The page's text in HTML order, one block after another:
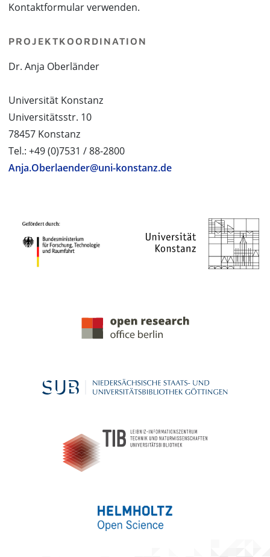
Kontaktformular verwenden.
PROJEKTKOORDINATION
Dr. Anja Oberländer
Universität Konstanz
Universitätsstr. 10
78457 Konstanz
Tel.: +49 (0)7531 / 88-2800
Anja.Oberlaender@uni-konstanz.de